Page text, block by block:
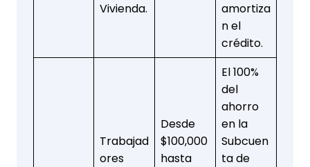
Vivienda.
amortiza
n el
crédito.
Trabajad
ores
Desde
$100,000
hasta
El 100%
del
ahorro
en la
Subcuen
ta de